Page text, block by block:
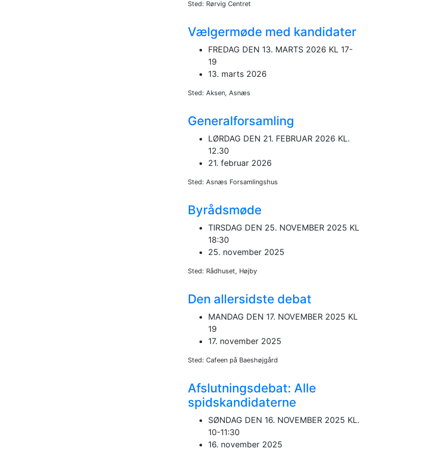
Sted: Rørvig Centret
Vælgermøde med kandidater
FREDAG DEN 13. MARTS 2026 KL 17-
19
13. marts 2026
Sted: Aksen, Asnæs
Generalforsamling
LØRDAG DEN 21. FEBRUAR 2026 KL.
12.30
21. februar 2026
Sted: Asnæs Forsamlingshus
Byrådsmøde
TIRSDAG DEN 25. NOVEMBER 2025 KL
18:30
25. november 2025
Sted: Rådhuset, Højby
Den allersidste debat
MANDAG DEN 17. NOVEMBER 2025 KL
19
17. november 2025
Sted: Cafeen på Baeshøjgård
Afslutningsdebat: Alle
spidskandidaterne
SØNDAG DEN 16. NOVEMBER 2025 KL.
10-11:30
16. november 2025